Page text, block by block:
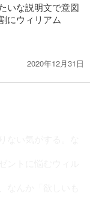
いな説明文で意図
にウィリアム
2020年12月31日